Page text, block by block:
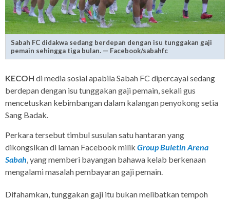
Sabah FC didakwa sedang berdepan dengan isu tunggakan gaji
pemain sehingga tiga bulan. — Facebook/sabahfc
KECOH di media sosial apabila Sabah FC dipercayai sedang
berdepan dengan isu tunggakan gaji pemain, sekali gus
mencetuskan kebimbangan dalam kalangan penyokong setia
Sang Badak.
Perkara tersebut timbul susulan satu hantaran yang
dikongsikan di laman Facebook milik Group Buletin Arena
Sabah, yang memberi bayangan bahawa kelab berkenaan
mengalami masalah pembayaran gaji pemain.
Difahamkan, tunggakan gaji itu bukan melibatkan tempoh